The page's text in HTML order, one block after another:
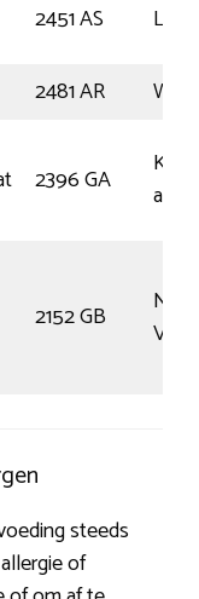
2451 AS
2481 AR
2396 GA
aan
2152 GB
steeds
of